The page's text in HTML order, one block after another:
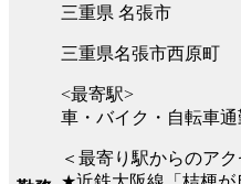
三重県 名張市
三重県名張市西原町
<最寄駅>
車・バイク・自転車
＜最寄り駅からのアク